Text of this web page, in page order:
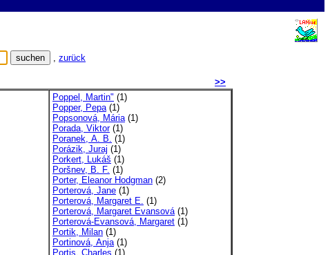
, zurück
>>
Poppel, Martin" (1)
Popper, Pepa(1)
Popsonová, Mária(1)
Porada, Viktor(1)
Poranek, A. B. (1)
Porázik, Juraj (1)
Porkert, Lukáš (1)
Poršnev, B. F. (1)
Porter, Eleanor Hodgman (2)
Porterová, Jane (1)
Porterová, Margaret E. (1)
Porterová, Margaret Evansová(1)
Porterová-Evansová, Margaret (1)
Portik, Milan (1)
Portinová, Anja(1)
Portis, Charles (1)